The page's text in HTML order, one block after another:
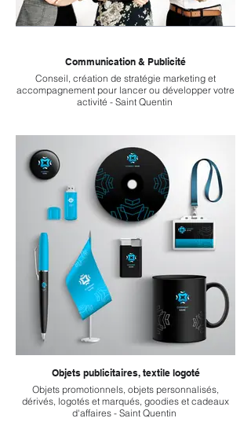
Communication & Publicité
Conseil, création de stratégie marketing et
accompagnement pour lancer ou développer votre
activité - Saint Quentin
Objets publicitaires, textile logoté
Objets promotionnels, objets personnalisés,
dérivés, logotés et marqués, goodies et cadeaux
d'affaires - Saint Quentin